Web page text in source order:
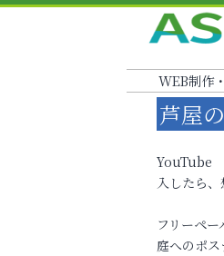
WEB制作
芦屋
YouTube
入したら、
フリーペ
庭へのポ